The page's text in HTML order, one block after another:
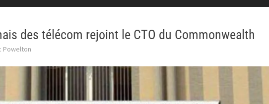
des télécom rejoint le CTO du Commonwealth
Powelton